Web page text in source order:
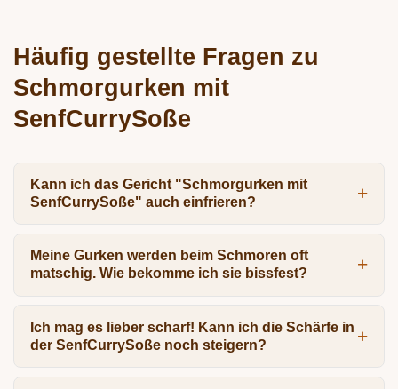
Häufig gestellte Fragen zu
Schmorgurken mit
SenfCurrySoße
Kann ich das Gericht "Schmorgurken mit
SenfCurrySoße" auch einfrieren?
Meine Gurken werden beim Schmoren oft
matschig. Wie bekomme ich sie bissfest?
Ich mag es lieber scharf! Kann ich die Schärfe in
der SenfCurrySoße noch steigern?